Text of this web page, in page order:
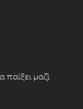
παίξει μαζί